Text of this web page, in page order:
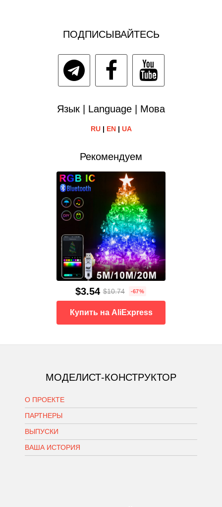
ПОДПИСЫВАЙТЕСЬ
Язык | Language | Мова
RU| EN| UA
Рекомендуем
$3.54 $10.74 -67%
Купить на AliExpress
МОДЕЛИСТ-КОНСТРУКТОР
О ПРОЕКТЕ
ПАРТНЕРЫ
ВЫПУСКИ
ВАША ИСТОРИЯ